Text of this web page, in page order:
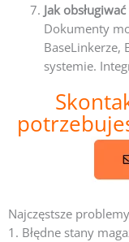
Jak
Dokumenty
BaseLinkerze,
systemie.
Najczęstsze
1. Błędne stany